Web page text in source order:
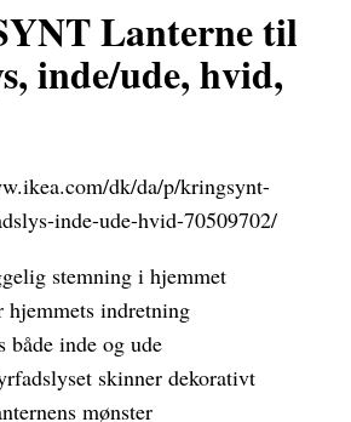
Lanterne til
inde/ude, hvid,
dk/da/p/kringsynt-
inde-ude-hvid-70509702/
stemning i hjemmet
hjemmets indretning
både inde og ude
skinner dekorativt
mønster